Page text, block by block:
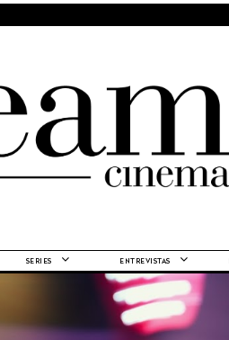
SERIES ENTREVISTAS